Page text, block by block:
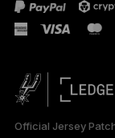
DEUTSCH
PORTUGUÊS
ESPAÑOL
Official Jersey